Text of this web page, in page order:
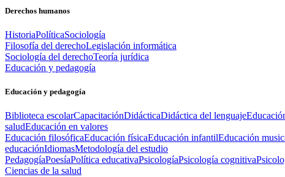
Derechos humanos
HistoriaPolíticaSociología
Filosofía del derechoLegislación informática
Sociología del derechoTeoría jurídica
Educación y pedagogía
Educación y pedagogía
Biblioteca escolarCapacitaciónDidácticaDidáctica del lenguaje
saludEducación en valores
Educación filosóficaEducación físicaEducación infantilEducación
educaciónIdiomasMetodología del estudio
PedagogíaPoesíaPolítica educativaPsicologíaPsicología cognitiva
Ciencias de la salud